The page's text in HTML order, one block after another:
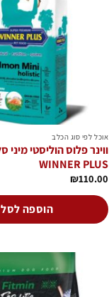
אוכל לפי סוג הכלב
WINNER PLUS
₪110.00
הוספה לסל